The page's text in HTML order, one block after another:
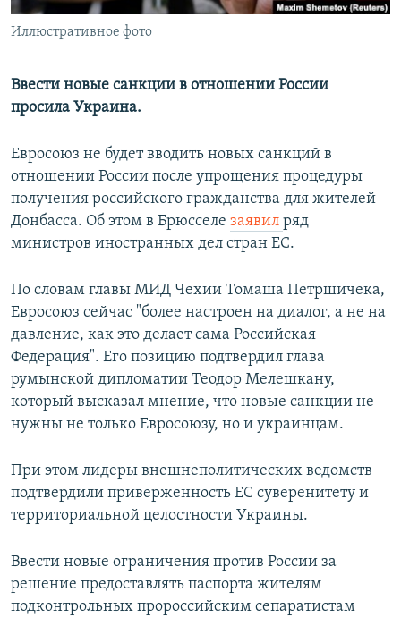
Все сайты РСЕ/РС
Иллюстративное фото
Ввести новые санкции в отношении России
просила Украина.
Евросоюз не будет вводить новых санкций в
отношении России после упрощения процедуры
получения российского гражданства для жителей
Донбасса. Об этом в Брюсселе заявил ряд
министров иностранных дел стран ЕС.
По словам главы МИД Чехии Томаша Петршичека,
Евросоюз сейчас "более настроен на диалог, а не на
давление, как это делает сама Российская
Федерация". Его позицию подтвердил глава
румынской дипломатии Теодор Мелешкану,
который высказал мнение, что новые санкции не
нужны не только Евросоюзу, но и украинцам.
При этом лидеры внешнеполитических ведомств
подтвердили приверженность ЕС суверенитету и
территориальной целостности Украины.
Ввести новые ограничения против России за
решение предоставлять паспорта жителям
подконтрольных пророссийским сепаратистам